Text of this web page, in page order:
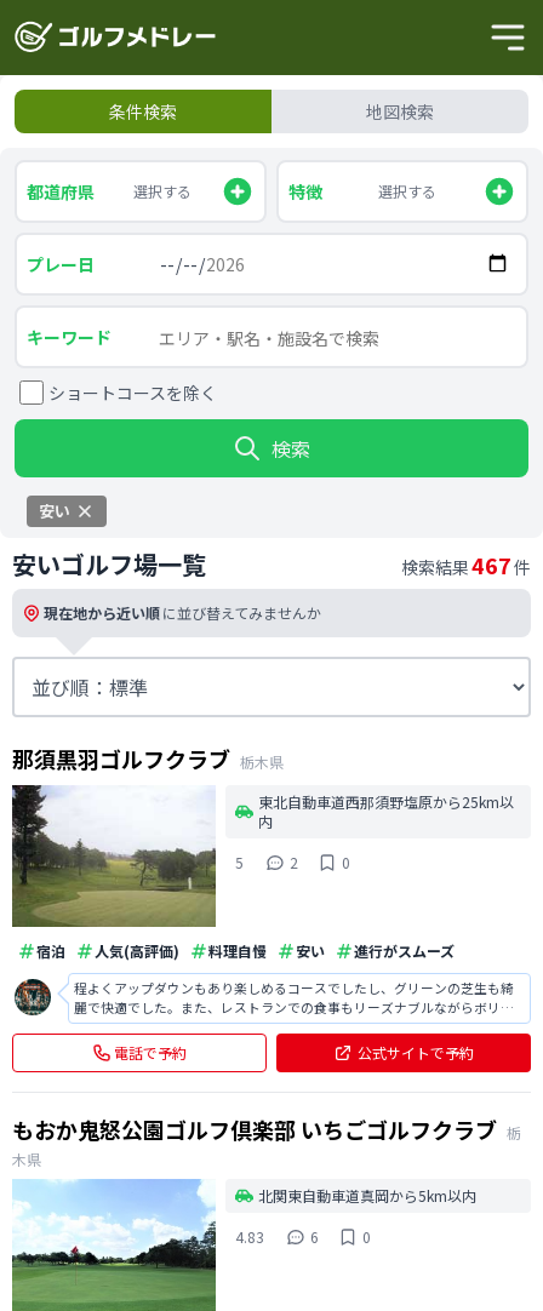
条件検索 地図検索
都道府県 選択する 特徴 選択する
プレー日
キーワード
ショートコースを除く
検索
安い
安いゴルフ場一覧 検索結果467件
現在地から近い順に並び替えてみませんか
那須黒羽ゴルフクラブ 栃木県
東北自動車道西那須野塩原から25km以
内
5
2 0
宿泊 人気(高評価) 料理自慢 安い 進行がスムーズ
程よくアップダウンもあり楽しめるコースでしたし、グリーンの芝生も綺
麗で快適でした。また、レストランでの食事もリーズナブルながらボリュ
ーミーで非常に満足でき良かったです。
電話で予約 公式サイトで予約
もおか鬼怒公園ゴルフ倶楽部 いちごゴルフクラブ 栃
木県
北関東自動車道真岡から5km以内
4.83
6 0